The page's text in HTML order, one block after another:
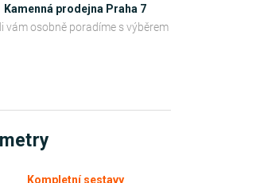
Kamenná prodejna Praha 7
vám osobně poradíme s výběrem
Kompletní sestavy